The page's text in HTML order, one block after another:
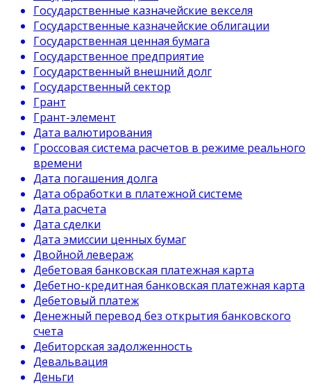
Государственные казначейские векселя
Государственные казначейские облигации
Государственная ценная бумага
Государственное предприятие
Государственный внешний долг
Государственный сектор
Грант
Грант-элемент
Дата валютирования
Гроссовая система расчетов в режиме реального
времени
Дата погашения долга
Дата обработки в платежной системе
Дата расчета
Дата сделки
Дата эмиссии ценных бумаг
Двойной левераж
Дебетовая банковская платежная карта
Дебетно-кредитная банковская платежная карта
Дебетовый платеж
Денежный перевод без открытия банковского
счета
Дебиторская задолженность
Девальвация
Деньги